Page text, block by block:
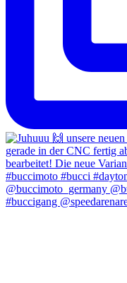
#buccigang